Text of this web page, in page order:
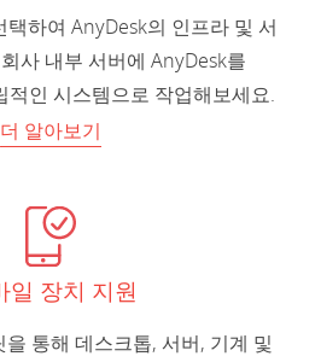
하여 AnyDesk의 인프라 및 서
사 내부 서버에 AnyDesk를
적인 시스템으로 작업해보세요.
더 알아보기
일 장치 지원
통해 데스크톱, 서버, 기계 및